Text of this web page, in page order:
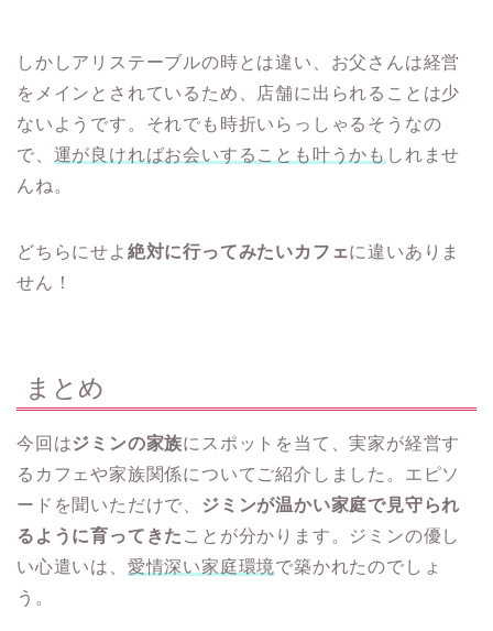
しかしアリステーブルの時とは違い、お父さんは経営
をメインとされているため、店舗に出られることは少
ないようです。それでも時折いらっしゃるそうなの
で、 運が良ければお会いすることも叶うかも しれませ
んね。
どちらにせよ 絶対に行ってみたいカフェに違いありま
せん！
まとめ
今回はジミンの家族にスポットを当て、実家が経営す
るカフェや家族関係についてご紹介しました。エピソ
ードを聞いただけで、
ジミンが温かい家庭で見守られ
るように育ってきた ことが分かります。ジミンの優し
い心遣いは、 愛情深い家庭環境で築かれたのでしょ
う。